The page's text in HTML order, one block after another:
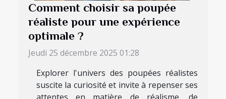
Comment choisir sa poupée
réaliste pour une expérience
optimale ?
Jeudi 25 décembre 2025 01:28
Explorer l'univers des poupées réalistes
suscite la curiosité et invite à repenser ses
attentes en matière de réalisme, de